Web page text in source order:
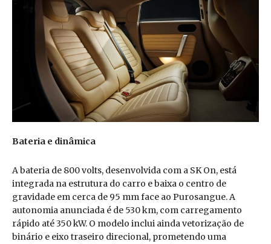
Bateria e dinâmica
A bateria de 800 volts, desenvolvida com a SK On, está
integrada na estrutura do carro e baixa o centro de
gravidade em cerca de 95 mm face ao Purosangue. A
autonomia anunciada é de 530 km, com carregamento
rápido até 350 kW. O modelo inclui ainda vetorização de
binário e eixo traseiro direcional, prometendo uma